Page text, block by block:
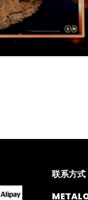
联系方式